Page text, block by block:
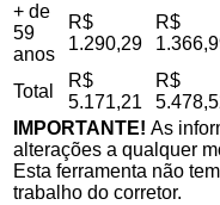
+ de
59
anos
R$
1.290,29
R$
Total
R$
5.171,21
R$
IMPORTANTE! As
alterações a qualquer
Esta ferramenta não
trabalho do corretor.